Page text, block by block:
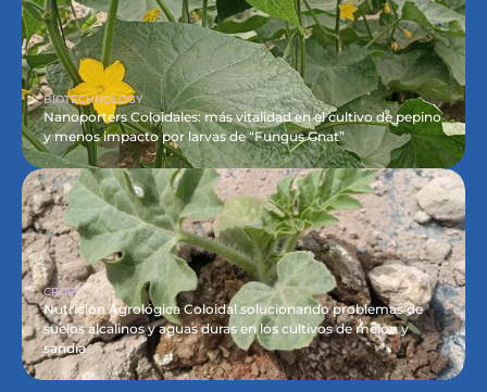
BIOTECHNOLOGY
Nanoporters Coloidales: más vitalidad en el cultivo de pepino
y menos impacto por larvas de “Fungus Gnat”
CROPS
Nutrición Agrológica Coloidal solucionando problemas de
suelos alcalinos y aguas duras en los cultivos de melón y
sandía